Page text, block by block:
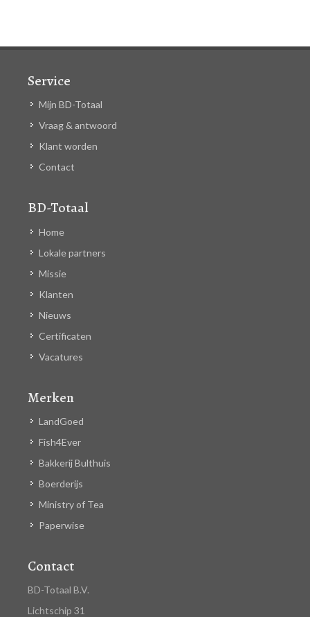
Service
Mijn BD-Totaal
Vraag & antwoord
Klant worden
Contact
BD-Totaal
Home
Lokale partners
Missie
Klanten
Nieuws
Certificaten
Vacatures
Merken
LandGoed
Fish4Ever
Bakkerij Bulthuis
Boerderijs
Ministry of Tea
Paperwise
Contact
BD-Totaal B.V.
Lichtschip 31